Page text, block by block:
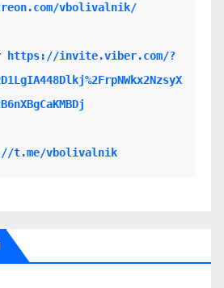
vbolivalnik/
https://invite.viber.com/?
t.me/vbolivalnik